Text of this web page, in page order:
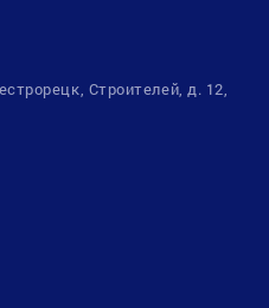
Строителей, д. 12,